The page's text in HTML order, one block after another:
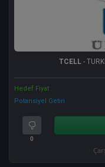
TCELL-
Hedef Fiyat
Potansiyel Getiri
0